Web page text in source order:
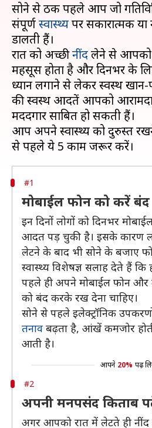
सोने से ठीक पहले आप जो
संपूर्णस्वास्थ्यपर सकारात्मक या
डालती हैं।
रात को अच्छीनींदलेने से आपको
महसूस होता है और दिनभर के
ध्यान लगाने से लेकर स्वस्थ
की स्वस्थ आदतें आपको
मददगार साबित हो सकती हैं।
आप अपने स्वास्थ्य को दुरुस्त
#1
मोबाईल फोन को करें बंद
इन दिनों लोगों को दिनभर
आदत पड़ चुकी है। इसके कारण
लेटने के बाद भी सोने के बजाए
स्वास्थ्य विशेषज्ञ सलाह देते हैं
पहले ही अपने मोबाईल फोन
को बंद करके रख देना चाहिए।
सोने से पहले इलेक्ट्रॉनिक
तनाव बढ़ता है, आंखें कमजोर
आती है।
आपने 20% पढ़
#2
अपनी मनपसंद किताब
अगर आपको रात में लेटते ही